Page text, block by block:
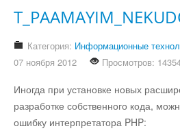
Категория: Информационные
07 ноября 2012
Просмотров:
Иногда при установке новых
разработке собственного кода,
ошибку интерпретатора PHP: